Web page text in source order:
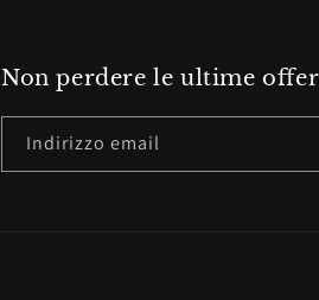
Non perdere le ultime
Indirizzo email